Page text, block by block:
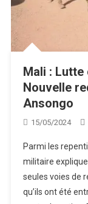
Mali :
Nouvelle
Ansongo
15/05/2024
Parmi les
militaire
seules voies de
qu’ils ont été